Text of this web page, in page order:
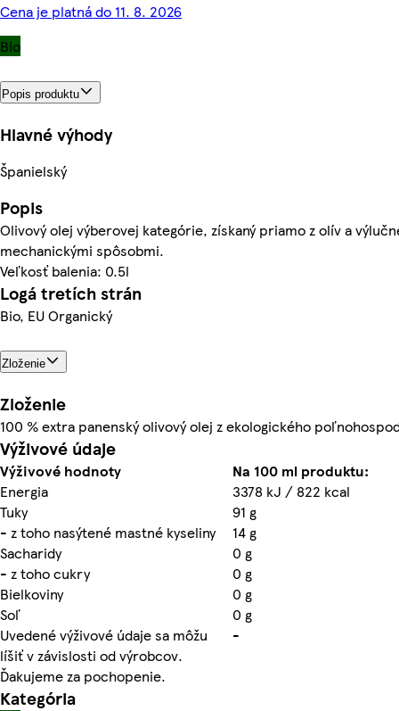
Cena je platná do 11. 8. 2026
Bio
Popis produktu
Hlavné výhody
Španielský
Popis
Olivový olej výberovej kategórie, získaný priamo z olív a
mechanickými spôsobmi.
Veľkosť balenia: 0.5l
Logá tretích strán
Bio, EU Organický
Zloženie
Zloženie
100 % extra panenský olivový olej z ekologického
Výživové údaje
Výživové hodnoty
Na 100 ml produktu:
Energia
3378 kJ / 822 kcal
Tuky
91 g
- z toho nasýtené mastné kyseliny
14 g
Sacharidy
0 g
- z toho cukry
0 g
Bielkoviny
0 g
Soľ
0 g
Uvedené výživové údaje sa môžu
líšiť v závislosti od výrobcov.
Ďakujeme za pochopenie.
-
Kategória